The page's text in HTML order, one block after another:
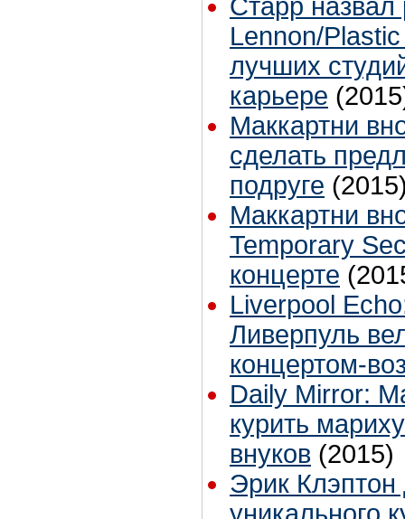
Старр назвал
Lennon/
лучших
карьере
Маккартни
сделать
подруге
Маккартни
Temporary
концерте
Liverpool
Ливерпуль
концертом-
Daily Mirror:
курить
внуков (2015)
Эрик